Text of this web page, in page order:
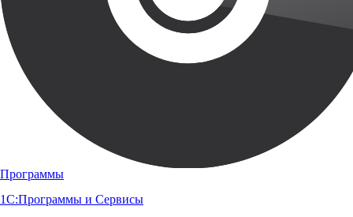
Программы
1С:Программы и Сервисы